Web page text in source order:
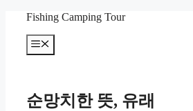
Fishing Camping Tour
메
뉴
순망치한 뜻, 유래